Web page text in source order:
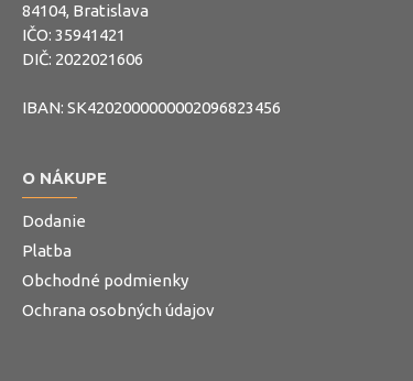
84104, Bratislava
IČO: 35941421
DIČ: 2022021606
IBAN: SK4202000000002096823456
O NÁKUPE
Dodanie
Platba
Obchodné podmienky
Ochrana osobných údajov